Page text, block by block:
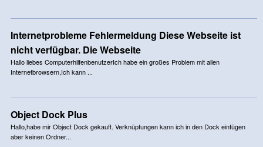
Internetprobleme Fehlermeldung Diese Webseite ist
nicht verfügbar. Die Webseite
Hallo liebes ComputerhilfenbenutzerIch habe ein großes Problem mit allen
Internetbrowsern,Ich kann ...
Object Dock Plus
Hallo,habe mir Object Dock gekauft. Verknüpfungen kann ich in den Dock einfügen
aber keinen Ordner...